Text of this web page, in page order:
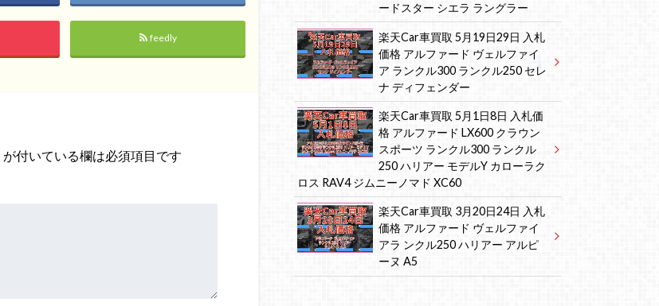
feedly
が付いている欄は必須項目です
ードスター シエラ ラングラー
楽天Car車買取 5月19日29日 入札
価格 アルファード ヴェルファイ
ア ランクル300 ランクル250 セレ
ナ ディフェンダー
楽天Car車買取 5月1日8日 入札価
格 アルファード LX600 クラウン
スポーツ ランクル300 ランクル
250 ハリアー モデルY カローラク
ロス RAV4 ジムニーノマド XC60
楽天Car車買取 3月20日24日 入札
価格 アルファード ヴェルファイ
アラ ンクル250 ハリアー アルピ
ーヌ A5